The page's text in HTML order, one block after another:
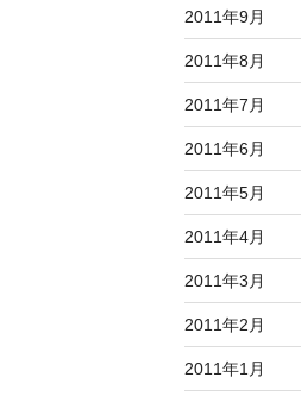
2011年9月
2011年8月
2011年7月
2011年6月
2011年5月
2011年4月
2011年3月
2011年2月
2011年1月